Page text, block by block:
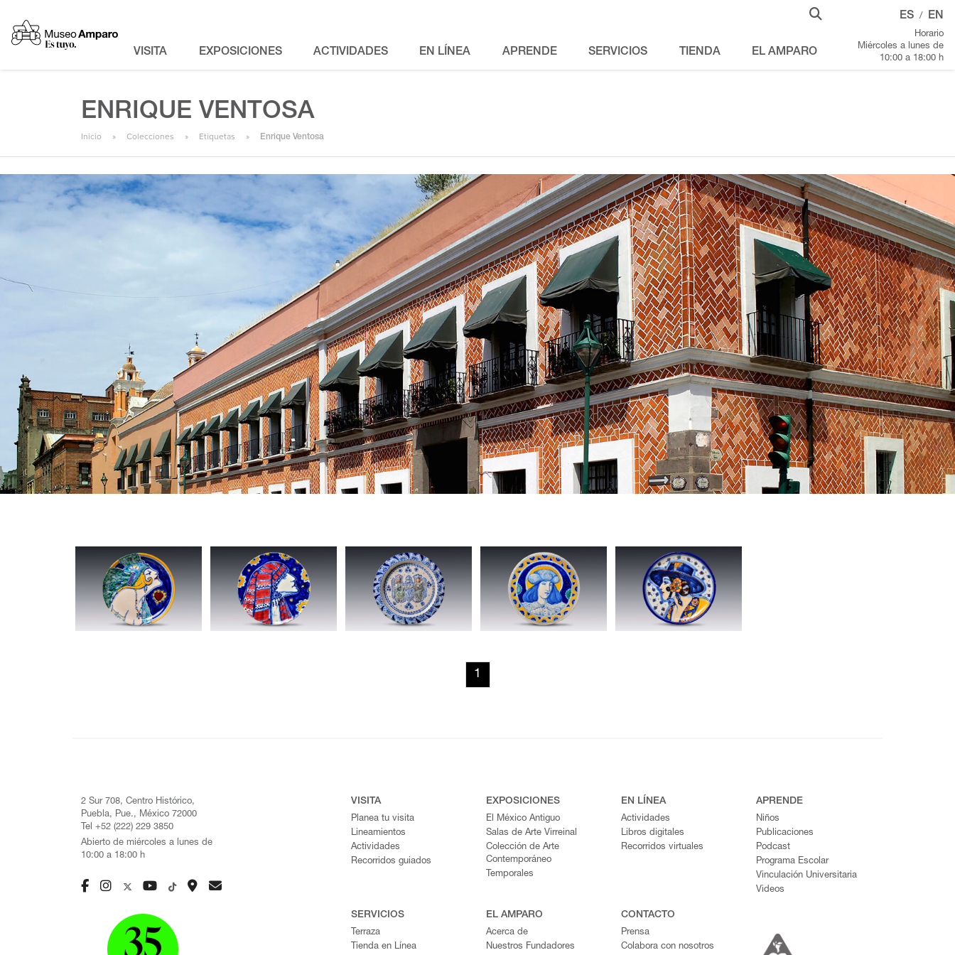
VISITA EXPOSICIONES ACTIVIDADES EN LÍNEA APRENDE SERVICIOS TIENDA EL AMPARO
ES / EN
Horario
Miércoles a lunes de
10:00 a 18:00 h
ENRIQUE VENTOSA
Inicio Colecciones Etiquetas Enrique Ventosa
1
2 Sur 708, Centro Histórico,
Puebla, Pue., México 72000
Tel +52 (222) 229 3850
Abierto de miércoles a lunes de
10:00 a 18:00 h
VISITA
Planea tu visita
Lineamientos
Actividades
Recorridos guiados
EXPOSICIONES
El México Antiguo
Salas de Arte Virreinal
Colección de Arte
Contemporáneo
Temporales
EN LÍNEA
Actividades
Libros digitales
Recorridos virtuales
APRENDE
Niños
Publicaciones
Podcast
Programa Escolar
Vinculación Universitaria
Videos
SERVICIOS
Terraza
Tienda en Línea
EL AMPARO
Acerca de
Nuestros Fundadores
CONTACTO
Prensa
Colabora con nosotros